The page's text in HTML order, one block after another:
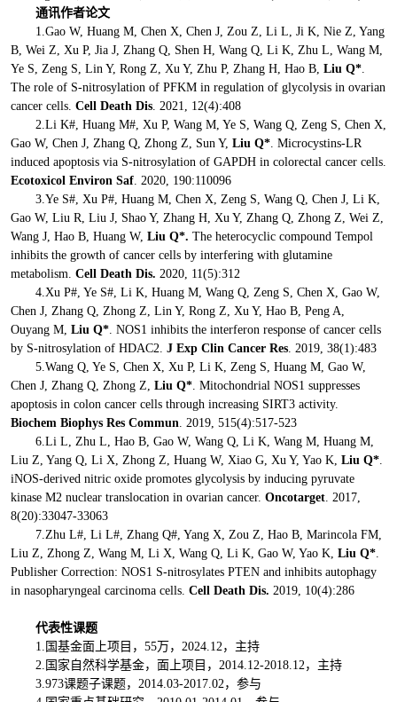
通讯作者论文
1.Gao W, Huang M, Chen X, Chen J, Zou Z, Li L, Ji K, Nie Z, Yang
B, Wei Z, Xu P, Jia J, Zhang Q, Shen H, Wang Q, Li K, Zhu L, Wang M,
Ye S, Zeng S, Lin Y, Rong Z, Xu Y, Zhu P, Zhang H, Hao B, Liu Q*.
The role of S-nitrosylation of PFKM in regulation of glycolysis in ovarian
cancer cells. Cell Death Dis. 2021, 12(4):408
2.Li K#, Huang M#, Xu P, Wang M, Ye S, Wang Q, Zeng S, Chen X,
Gao W, Chen J, Zhang Q, Zhong Z, Sun Y, Liu Q*. Microcystins-LR
induced apoptosis via S-nitrosylation of GAPDH in colorectal cancer cells.
Ecotoxicol Environ Saf. 2020, 190:110096
3.Ye S#, Xu P#, Huang M, Chen X, Zeng S, Wang Q, Chen J, Li K,
Gao W, Liu R, Liu J, Shao Y, Zhang H, Xu Y, Zhang Q, Zhong Z, Wei Z,
Wang J, Hao B, Huang W, Liu Q*. The heterocyclic compound Tempol
inhibits the growth of cancer cells by interfering with glutamine
metabolism. Cell Death Dis. 2020, 11(5):312
4.Xu P#, Ye S#, Li K, Huang M, Wang Q, Zeng S, Chen X, Gao W,
Chen J, Zhang Q, Zhong Z, Lin Y, Rong Z, Xu Y, Hao B, Peng A,
Ouyang M, Liu Q*. NOS1 inhibits the interferon response of cancer cells
by S-nitrosylation of HDAC2. J Exp Clin Cancer Res. 2019, 38(1):483
5.Wang Q, Ye S, Chen X, Xu P, Li K, Zeng S, Huang M, Gao W,
Chen J, Zhang Q, Zhong Z, Liu Q*. Mitochondrial NOS1 suppresses
apoptosis in colon cancer cells through increasing SIRT3 activity.
Biochem Biophys Res Commun. 2019, 515(4):517-523
6.Li L, Zhu L, Hao B, Gao W, Wang Q, Li K, Wang M, Huang M,
Liu Z, Yang Q, Li X, Zhong Z, Huang W, Xiao G, Xu Y, Yao K, Liu Q*.
iNOS-derived nitric oxide promotes glycolysis by inducing pyruvate
kinase M2 nuclear translocation in ovarian cancer. Oncotarget. 2017,
8(20):33047-33063
7.Zhu L#, Li L#, Zhang Q#, Yang X, Zou Z, Hao B, Marincola FM,
Liu Z, Zhong Z, Wang M, Li X, Wang Q, Li K, Gao W, Yao K, Liu Q*.
Publisher Correction: NOS1 S-nitrosylates PTEN and inhibits autophagy
in nasopharyngeal carcinoma cells. Cell Death Dis. 2019, 10(4):286
代表性课题
1.国基金面上项目，55万，2024.12，主持
2.国家自然科学基金，面上项目，2014.12-2018.12，主持
3.973课题子课题，2014.03-2017.02，参与